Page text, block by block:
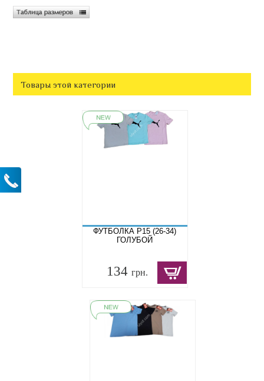
Товары этой категории
ФУТБОЛКА P15 (26-34)
ГОЛУБОЙ
134 грн.